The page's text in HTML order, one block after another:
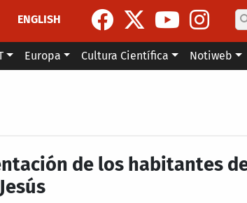
ENGLISH
Europa Cultura Científica Notiweb
de los habitantes